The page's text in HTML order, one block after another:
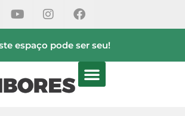
espaço pode ser seu!